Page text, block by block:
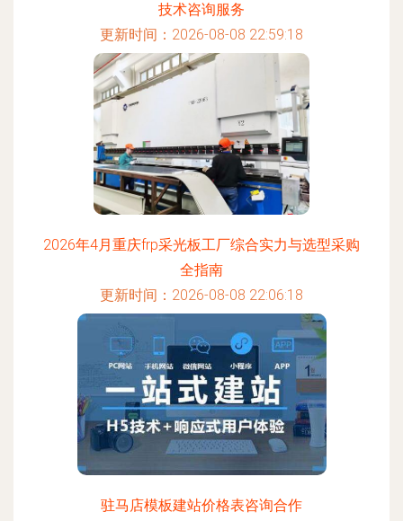
技术咨询服务
更新时间：2026-08-08 22:59:18
2026年4月重庆frp采光板工厂综合实力与选型采购
全指南
更新时间：2026-08-08 22:06:18
驻马店模板建站价格表咨询合作